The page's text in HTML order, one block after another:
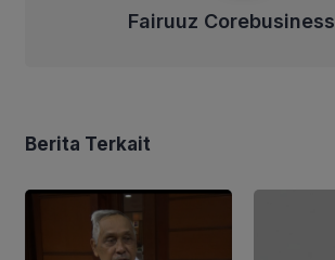
Fairuuz Corebusiness
Berita Terkait